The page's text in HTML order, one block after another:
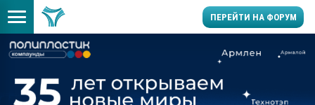
ПЕРЕЙТИ НА ФОРУМ
Вакуум-формовочные